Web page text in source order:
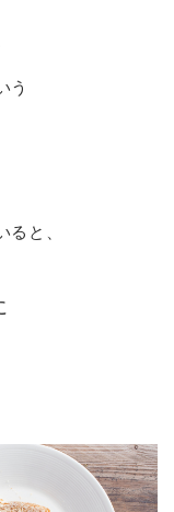
う
と、